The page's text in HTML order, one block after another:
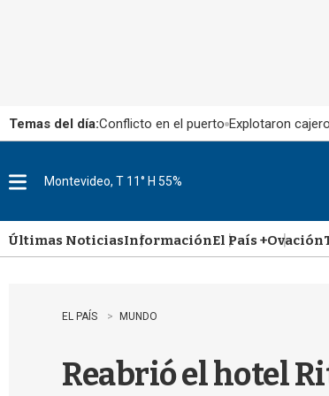
Temas del día:Conflicto en el puerto Explotaron
u
Montevideo, T 11° H 55%
Últimas NoticiasInformaciónEl País +Ovación
EL PAÍS MUNDO
Reabrió el hotel